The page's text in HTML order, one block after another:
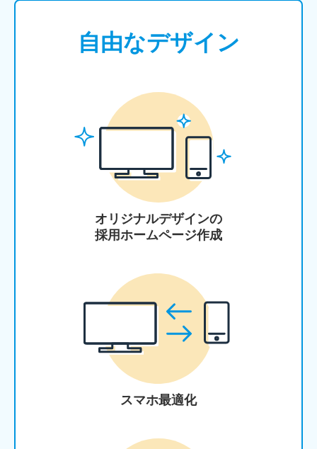
自由なデザイン
オリジナルデザインの
採用ホームページ作成
スマホ最適化